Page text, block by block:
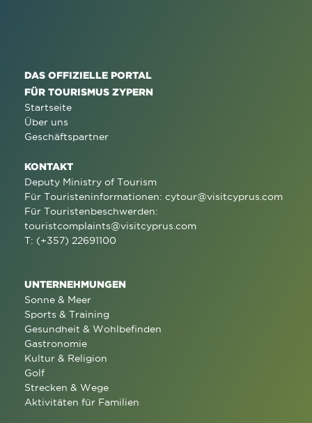
DAS OFFIZIELLE PORTAL
FÜR TOURISMUS ZYPERN
Startseite
Über uns
Geschäftspartner
KONTAKT
Deputy Ministry of Tourism
Für Touristeninformationen: cytour@visitcyprus.com
Für Touristenbeschwerden:
touristcomplaints@visitcyprus.com
T: (+357) 22691100
UNTERNEHMUNGEN
Sonne & Meer
Sports & Training
Gesundheit & Wohlbefinden
Gastronomie
Kultur & Religion
Golf
Strecken & Wege
Aktivitäten für Familien